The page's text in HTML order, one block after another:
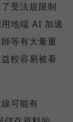
受法規限制
地端 AI 加速
等有大量重
較容易被看
線可能有